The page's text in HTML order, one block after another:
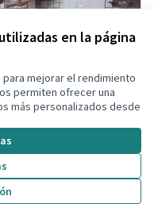
en la página
mejorar el rendimiento
permiten ofrecer una
más personalizados desde